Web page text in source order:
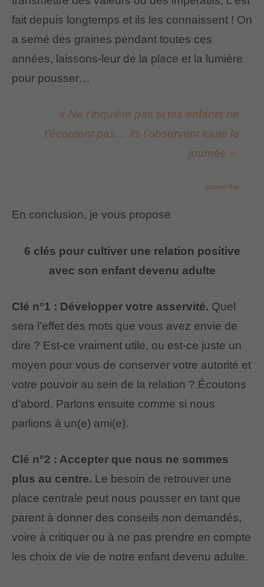
fait depuis longtemps et ils les connaissent ! On
a semé des graines pendant toutes ces
années, laissons-leur de la place et la lumière
pour pousser…
« Ne t’inquiète pas si tes enfants ne
t’écoutent pas… ils t’observent toute la
journée ».
proverbe
En conclusion, je vous propose
6 clés pour cultiver une relation positive
avec son enfant devenu adulte
Clé n°1 : Développer votre asservité. Quel
sera l’effet des mots que vous avez envie de
dire ? Est-ce vraiment utile, ou est-ce juste un
moyen pour vous de conserver votre autorité et
votre pouvoir au sein de la relation ? Écoutons
d’abord. Parlons ensuite comme si nous
parlions à un(e) ami(e).
Clé n°2 : Accepter que nous ne sommes
plus au centre. Le besoin de retrouver une
place centrale peut nous pousser en tant que
parent à donner des conseils non demandés,
voire à critiquer ou à ne pas prendre en compte
les choix de vie de notre enfant devenu adulte.